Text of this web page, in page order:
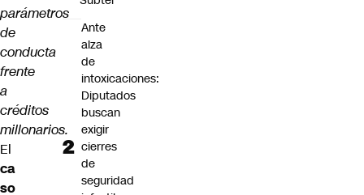
parámetros
de
conducta
frente
a
créditos
millonarios.
El
ca
so
Ante
alza
de
intoxicaciones:
Diputados
buscan
exigir
cierres
de
seguridad